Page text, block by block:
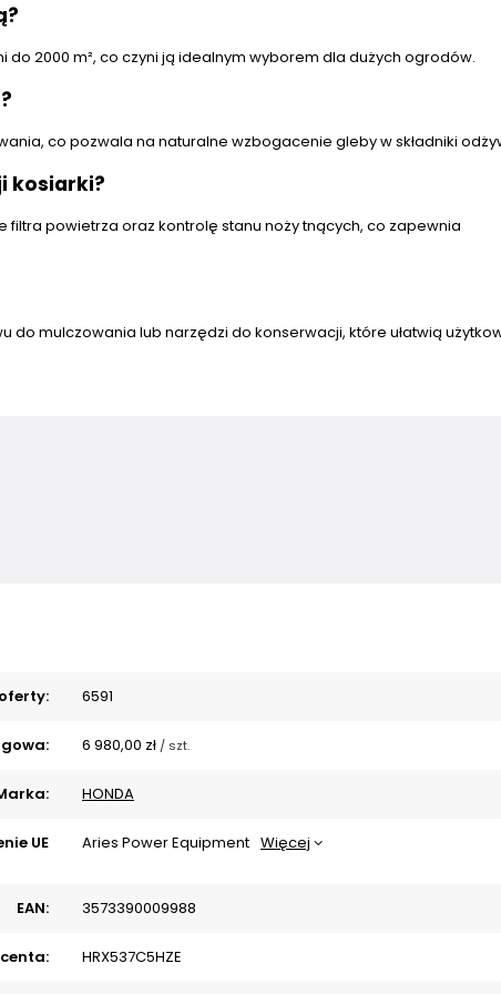
do 2000 m², co czyni ją idealnym wyborem dla dużych ogrodów.
co pozwala na naturalne wzbogacenie gleby w składniki
kosiarki?
powietrza oraz kontrolę stanu noży tnących, co zapewnia
mulczowania lub narzędzi do konserwacji, które ułatwią
6591
6 980,00 zł / szt.
HONDA
UE Aries Power Equipment Więcej
EAN: 3573390009988
HRX537C5HZE